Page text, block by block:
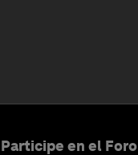
Participe en el Foro